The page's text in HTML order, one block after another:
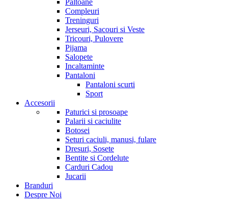
Paltoane
Compleuri
Treninguri
Jerseuri, Sacouri si Veste
Tricouri, Pulovere
Pijama
Salopete
Incaltaminte
Pantaloni
Pantaloni scurti
Sport
Accesorii
Paturici si prosoape
Palarii si caciulite
Botosei
Seturi caciuli, manusi, fulare
Dresuri, Sosete
Bentite si Cordelute
Carduri Cadou
Jucarii
Branduri
Despre Noi